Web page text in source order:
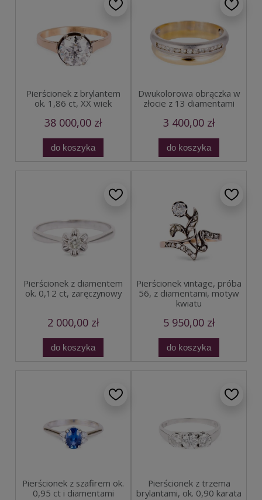
Pierścionek z brylantem
ok. 1,86 ct, XX wiek
38 000,00 zł
do koszyka
Dwukolorowa obrączka w
złocie z 13 diamentami
3 400,00 zł
do koszyka
Pierścionek z diamentem
ok. 0,12 ct, zaręczynowy
2 000,00 zł
do koszyka
Pierścionek vintage, próba
56, z diamentami, motyw
kwiatu
5 950,00 zł
do koszyka
Pierścionek z szafirem ok.
0,95 ct i diamentami
Pierścionek z trzema
brylantami, ok. 0,90 karata